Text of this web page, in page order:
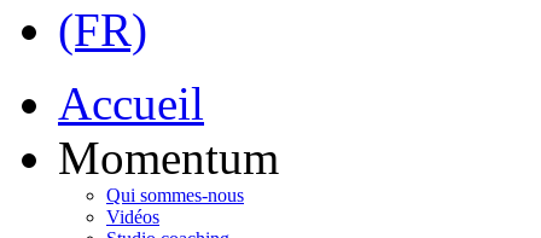
Accueil
Momentum
Qui sommes-nous
Vidéos